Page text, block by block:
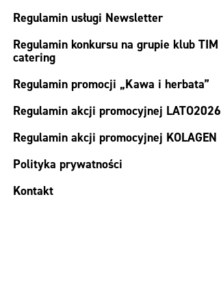
Regulamin usługi Newsletter
Regulamin konkursu na grupie klub TIM
catering
Regulamin promocji „Kawa i herbata”
Regulamin akcji promocyjnej LATO2026
Regulamin akcji promocyjnej KOLAGEN
Polityka prywatności
Kontakt